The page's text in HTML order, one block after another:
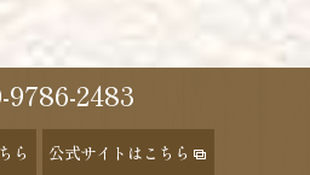
9786-2483
ら 公式サイトはこちら